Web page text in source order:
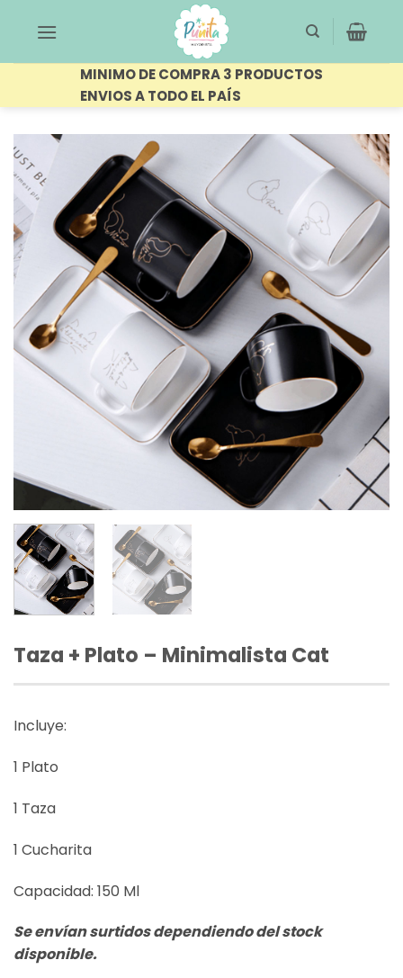
MINIMO DE COMPRA 3 PRODUCTOS
ENVIOS A TODO EL PAÍS
Taza + Plato – Minimalista Cat
Incluye:
1 Plato
1 Taza
1 Cucharita
Capacidad: 150 Ml
Se envían surtidos dependiendo del stock
disponible.